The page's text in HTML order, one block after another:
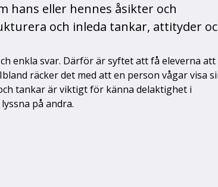
hans eller hennes åsikter och
och inleda tankar, attityder
enkla svar. Därför är syftet att få eleverna att
räcker det med att en person vågar visa
tankar är viktigt för känna delaktighet i
på andra.